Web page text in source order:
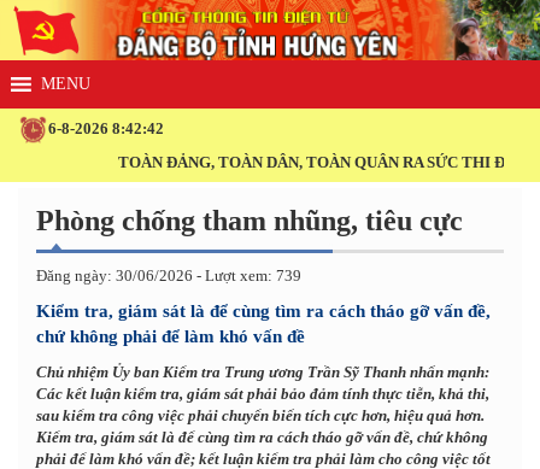
6-8-2026 8:42:43
TOÀN ĐẢNG, TOÀN DÂN, TOÀN QUÂN RA SỨC THI ĐUA THỰC
Phòng chống tham nhũng, tiêu cực
Đăng ngày: 30/06/2026 - Lượt xem: 739
Kiểm tra, giám sát là để cùng tìm ra cách tháo gỡ vấn đề,
chứ không phải để làm khó vấn đề
Chủ nhiệm Ủy ban Kiểm tra Trung ương Trần Sỹ Thanh nhấn mạnh:
Các kết luận kiểm tra, giám sát phải bảo đảm tính thực tiễn, khả thi,
sau kiểm tra công việc phải chuyển biến tích cực hơn, hiệu quả hơn.
Kiểm tra, giám sát là để cùng tìm ra cách tháo gỡ vấn đề, chứ không
phải để làm khó vấn đề; kết luận kiểm tra phải làm cho công việc tốt